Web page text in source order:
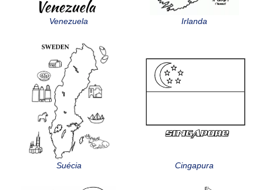
Venezuela Irlanda
Suécia Cingapura